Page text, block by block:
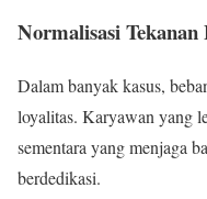
Normalisasi Tekanan
Dalam banyak kasus,
loyalitas. Karyawan yang
sementara yang menjaga
berdedikasi.